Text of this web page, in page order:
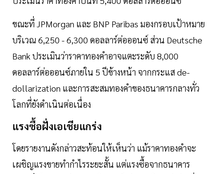
ขณะที่ JPMorgan และ BNP Paribas มองกรอบเป้าหมาย
บริเวณ 6,250 - 6,300 ดอลลาร์ต่อออนซ์ ส่วน Deutsche
Bank ประเมินว่าราคาทองคำอาจแตะระดับ 8,000
ดอลลาร์ต่อออนซ์ภายใน 5 ปีข้างหน้า จากกระแส de-
dollarization และการสะสมทองคำของธนาคารกลางทั่ว
โลกที่ยังดำเนินต่อเนื่อง
แรงซื้อฝั่งเอเชียแกร่ง
โดยรายงานดังกล่าวสะท้อนให้เห็นว่า แม้ราคาทองคำจะ
เผชิญแรงขายทำกำไรระยะสั้น แต่แรงซื้อจากธนาคาร